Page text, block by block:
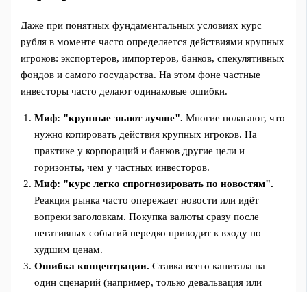
Даже при понятных фундаментальных условиях курс
рубля в моменте часто определяется действиями крупных
игроков: экспортеров, импортеров, банков, спекулятивных
фондов и самого государства. На этом фоне частные
инвесторы часто делают одинаковые ошибки.
Миф: "крупные знают лучше". Многие полагают, что
нужно копировать действия крупных игроков. На
практике у корпораций и банков другие цели и
горизонты, чем у частных инвесторов.
Миф: "курс легко спрогнозировать по новостям".
Реакция рынка часто опережает новости или идёт
вопреки заголовкам. Покупка валюты сразу после
негативных событий нередко приводит к входу по
худшим ценам.
Ошибка концентрации. Ставка всего капитала на
один сценарий (например, только девальвация или